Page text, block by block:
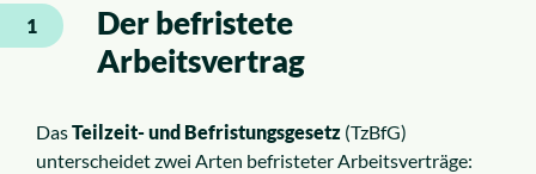
1
Der befristete
Arbeitsvertrag
DasTeilzeit- und Befristungsgesetz (TzBfG)
unterscheidet zwei Arten befristeter Arbeitsverträge: